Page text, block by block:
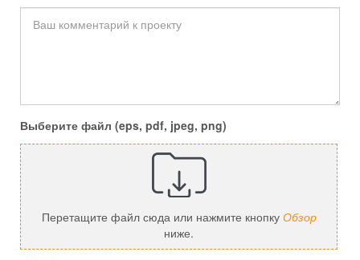
Выберите файл (eps, pdf, jpeg, png)
Перетащите файл сюда или нажмите кнопку Обзор
ниже.